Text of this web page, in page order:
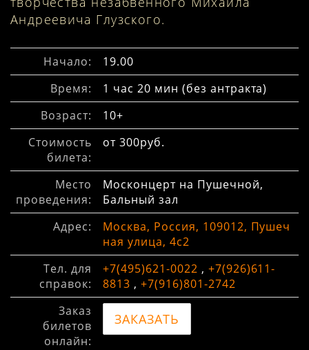
Андреевича Глузского.
Начало:
19.00
Время:
1 час 20 мин (без антракта)
Возраст:
10+
Стоимость
билета:
от 300руб.
Место
проведения:
Москонцерт на Пушечной,
Бальный зал
Адрес:
Москва, Россия, 109012, Пушеч
ная улица, 4с2
Тел. для
справок:
+7(495)621-0022 , +7(926)611-
8813 , +7(916)801-2742
Заказ
билетов
онлайн:
ЗАКАЗАТЬ